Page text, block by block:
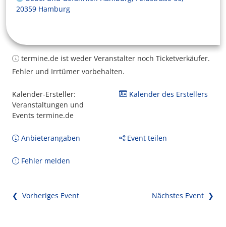
20359 Hamburg
termine.de ist weder Veranstalter noch Ticketverkäufer.
Fehler und Irrtümer vorbehalten.
Kalender-Ersteller:
Veranstaltungen und
Events termine.de
Kalender des Erstellers
Anbieterangaben Event teilen
Fehler melden
❮ Vorheriges Event Nächstes Event ❯